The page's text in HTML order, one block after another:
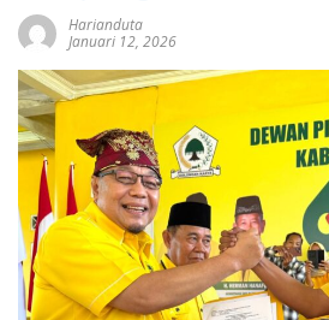
Harianduta
Januari 12, 2026